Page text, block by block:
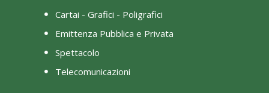
Cartai - Grafici - Poligrafici
Emittenza Pubblica e Privata
Spettacolo
Telecomunicazioni